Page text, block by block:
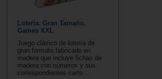
Lotería. Gran Tamaño.
Games XXL
Juego clásico de lotería de
gran formato fabricado en
madera que incluye fichas de
madera con números y sus
correspondientes carto...